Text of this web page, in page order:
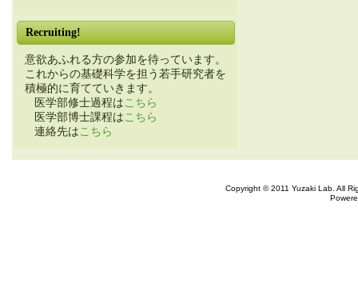
Recruiting!
意欲あふれる方の参加を待っています。
これからの基礎科学を担う若手研究者を
積極的に育てていきます。
医学部修士過程は こちら
医学部博士課程は こちら
連絡先は こちら
Copyright © 2011 Yuzaki Lab. All